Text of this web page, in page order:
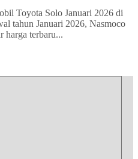
Toyota Solo Januari 2026 di
tahun Januari 2026, Nasmoco
harga terbaru...